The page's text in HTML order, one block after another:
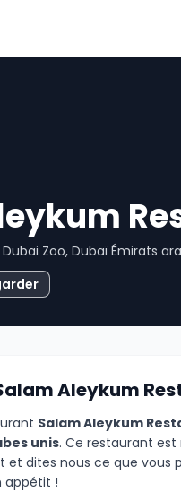
Dubai Zoo, Dubaï Émirats
Aleykum
Salam Aleykum
unis. Ce restaurant
et dites nous ce que
appétit !